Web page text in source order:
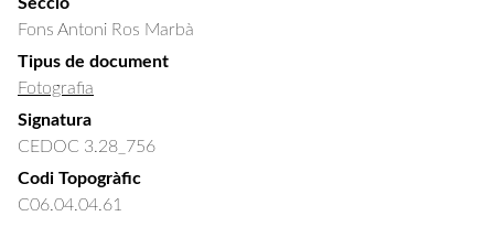
Fons Antoni Ros Marbà
Tipus de document
Fotografia
Signatura
CEDOC 3.28_756
Codi Topogràfic
C06.04.04.61